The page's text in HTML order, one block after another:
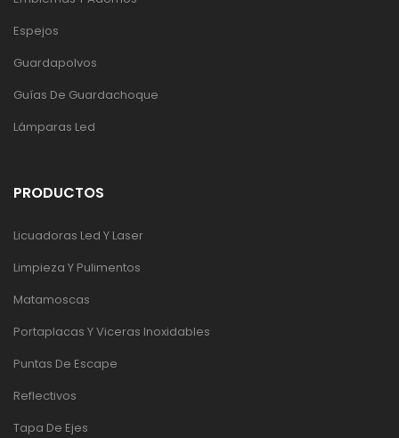
Espejos
Guardapolvos
Guías De Guardachoque
Lámparas Led
PRODUCTOS
Licuadoras Led Y Laser
Limpieza Y Pulimentos
Matamoscas
Portaplacas Y Viceras Inoxidables
Puntas De Escape
Reflectivos
Tapa De Ejes